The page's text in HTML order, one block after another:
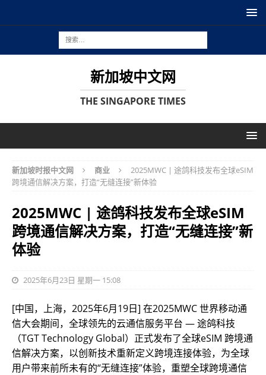
新加坡中文网
THE SINGAPORE TIMES
新加坡时报中文网 商业
2025MWC | 途鸽科技发布全球eSIM
跨境通信解决方案，打造“无缝连接”新体验
2025MWC | 途鸽科技发布全球eSIM
跨境通信解决方案，打造“无缝连接”新
体验
2025年6月23日 星期一 15:08
[中国，上海，2025年6月19日] 在2025MWC 世界移动通
信大会期间，全球领先的云通信服务平台 — 途鸽科技
（TGT Technology Global）正式发布了全球eSIM 跨境通
信解决方案，以创新技术重新定义跨境连接体验，为全球
用户带来前所未有的“无缝连接”体验，重塑全球跨境通信